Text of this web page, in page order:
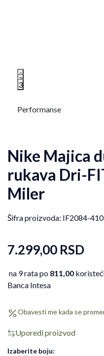
1
2
3
Performanse
Nike Majica
rukava Dri-
Miler
Šifra proizvoda: IF2084-410
7.299,00 RSD
na 9 rata po 811,00
Banca Intesa
Obavesti me kada se
Uporedi proizvod
Izaberite boju: